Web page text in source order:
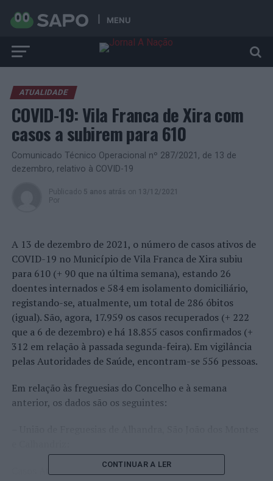
MENU
ATUALIDADE
COVID-19: Vila Franca de Xira com
casos a subirem para 610
Comunicado Técnico Operacional nº 287/2021, de 13 de
dezembro, relativo à COVID-19
Publicado 5 anos atrás on 13/12/2021
Por
A 13 de dezembro de 2021, o número de casos ativos de
COVID-19 no Município de Vila Franca de Xira subiu
para 610 (+ 90 que na última semana), estando 26
doentes internados e 584 em isolamento domiciliário,
registando-se, atualmente, um total de 286 óbitos
(igual). São, agora, 17.959 os casos recuperados (+ 222
que a 6 de dezembro) e há 18.855 casos confirmados (+
312 em relação à passada segunda-feira). Em vigilância
pelas Autoridades de Saúde, encontram-se 556 pessoas.
Em relação às freguesias do Concelho e à semana
anterior, os dados são os seguintes:
Casos Ativos: 33 (mais 3)CONTINUAR A LER